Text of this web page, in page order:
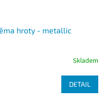
hroty - metallic
Skladem
DETAIL